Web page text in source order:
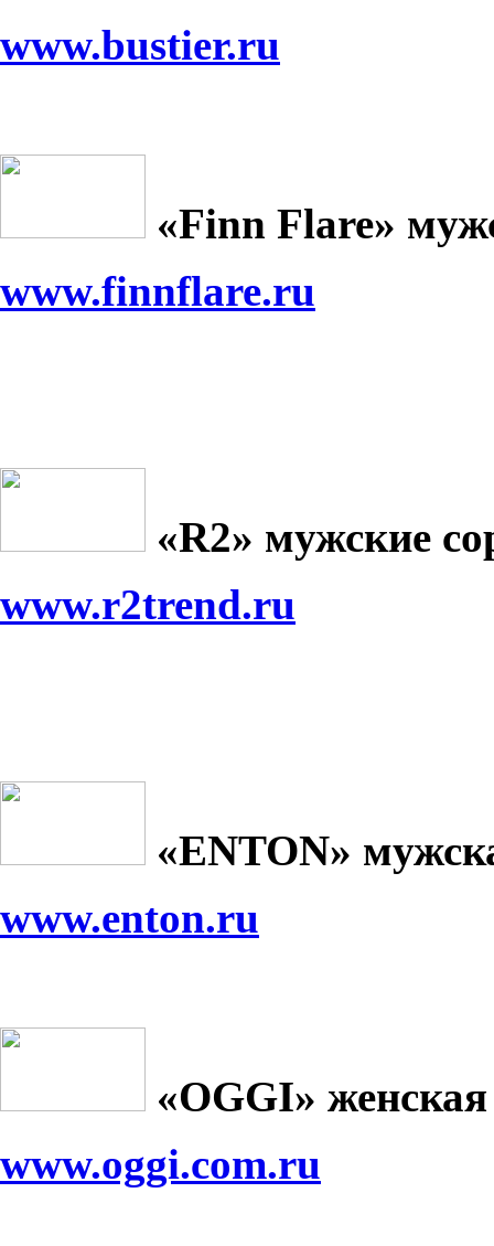
www.bustier.ru
«Finn Flare»
www.finnflare.ru
«R2» мужские
www.r2trend.ru
«ENTON»
www.enton.ru
«OGGI»
www.oggi.com.ru